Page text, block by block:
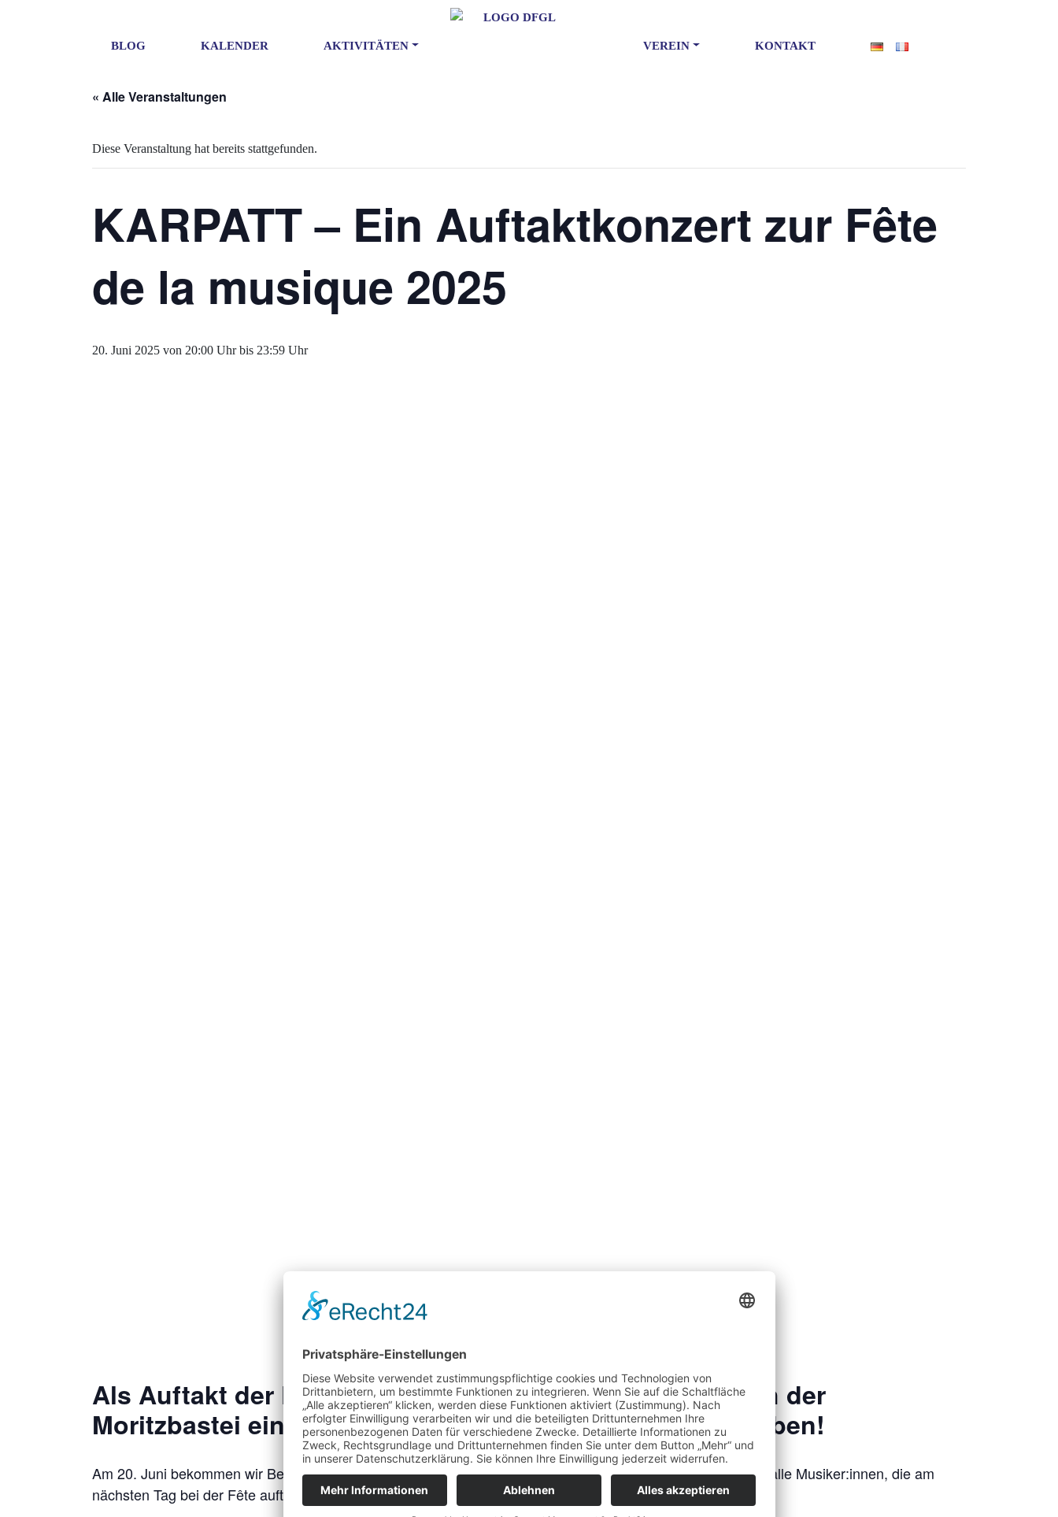
BLOG KALENDER AKTIVITÄTEN VEREIN KONTAKT
« Alle Veranstaltungen
Diese Veranstaltung hat bereits stattgefunden.
KARPATT – Ein Auftaktkonzert zur Fête
de la musique 2025
20. Juni 2025 von 20:00 Uhrbis 23:59 Uhr
Als Auftakt der Fête de la musique wird es auf dem Dach der
Moritzbastei ein wundervolles französisches Konzert geben!
Am 20. Juni bekommen wir Besuch von Karpatt. Das Konzert soll für alle Leipziger:innen und besonders für alle Musiker:innen, die am
nächsten Tag bei der Fête auftreten, frei zugänglich sein.